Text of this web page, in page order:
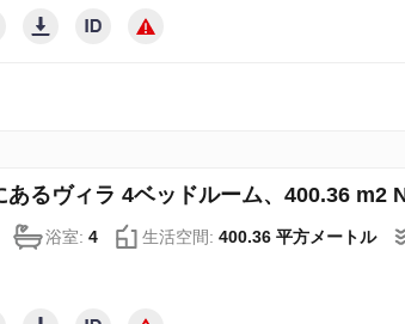
るヴィラ 4ベッドルーム、400.36 m2
浴室: 4 生活空間: 400.36 平方メートル